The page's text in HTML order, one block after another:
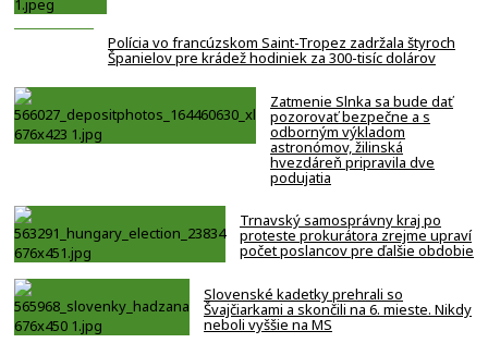
Polícia vo francúzskom Saint-Tropez zadržala štyroch
Španielov pre krádež hodiniek za 300-tisíc dolárov
Zatmenie Slnka sa bude dať
pozorovať bezpečne a s
odborným výkladom
astronómov, žilinská
hvezdáreň pripravila dve
podujatia
Trnavský samosprávny kraj po
proteste prokurátora zrejme upraví
počet poslancov pre ďalšie obdobie
Slovenské kadetky prehrali so
Švajčiarkami a skončili na 6. mieste. Nikdy
neboli vyššie na MS